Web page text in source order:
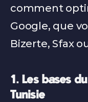
comment
Google, que
Bizerte, Sfax
1. Les bases
Tunisie